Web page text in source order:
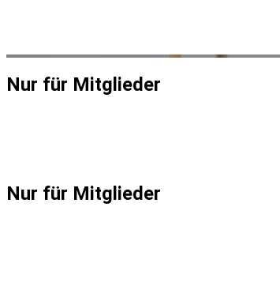
Nur für Mitglieder
Nur für Mitglieder